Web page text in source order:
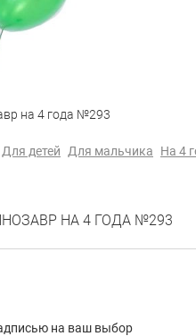
на 4 года №293
Для детей Для мальчика На 4
НА 4 ГОДА №293
на ваш выбор